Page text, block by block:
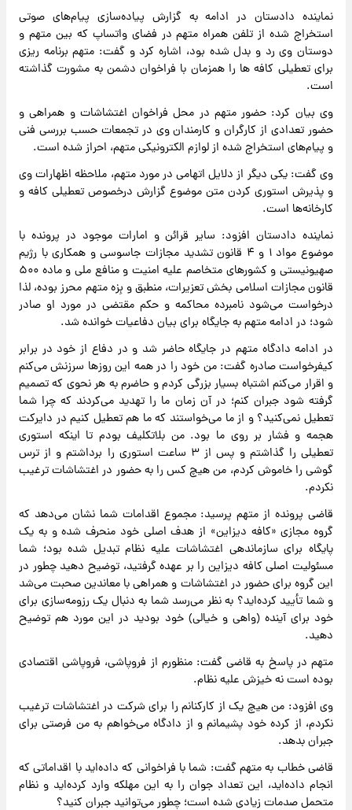
نماینده دادستان در ادامه به گزارش پیاده‌سازی پیام‌های صوتی
استخراج شده از تلفن همراه متهم در فضای واتساپ که بین متهم و
دوستان وی رد و بدل شده بود، اشاره کرد و گفت: متهم برنامه ریزی
برای تعطیلی کافه ها را همزمان با فراخوان دشمن به مشورت گذاشته
است.
وی بیان کرد: حضور متهم در محل فراخوان اغتشاشات و همراهی و
حضور تعدادی از کارگران و کارمندان وی در تجمعات حسب بررسی فنی
و پیام‌های استخراج شده از لوازم الکترونیکی متهم، احراز شده است.
وی گفت: یکی دیگر از دلایل اتهامی در مورد متهم، ملاحظه اظهارات وی
و پذیرش استوری کردن متن موضوع گزارش درخصوص تعطیلی کافه و
کارخانه‌ها است.
نماینده دادستان افزود: سایر قرائن و امارات موجود در پرونده با
موضوع مواد ۱ و ۴ قانون تشدید مجازات جاسوسی و همکاری با رژیم
صهیونیستی و کشورهای متخاصم علیه امنیت و منافع ملی و ماده ۵۰۰
قانون مجازات اسلامی بخش تعزیرات، منطبق و بِزه متهم محرز بوده، لذا
درخواست می‌شود نامبرده محاکمه و حکم مقتضی در مورد او صادر
شود؛ در ادامه متهم به جایگاه برای بیان دفاعیات خوانده شد.
در ادامه دادگاه متهم در جایگاه حاضر شد و در دفاع از خود در برابر
کیفرخواست صادره گفت: من خود را در همه این روزها سرزنش می‌کنم
و اقرار می‌کنم اشتباه بسیار بزرگی کردم و حاضرم به هر نحوی که تصمیم
گرفته شود جبران کنم؛ در آن زمان ما را تهدید می‌کردند که چرا شما
تعطیل نمی‌کنید؟ و از ما می‌خواستند که ما هم تعطیل کنیم در دایرکت
هجمه و فشار بر روی ما بود. من بلاتکلیف بودم تا اینکه استوری
تعطیلی را گذاشتم و پس از ۳ ساعت استوری را برداشتم و از ترس
گوشی را خاموش کردم، من هیچ کس را به حضور در اغتشاشات ترغیب
نکردم.
قاضی پرونده از متهم پرسید: مجموع اقدامات شما نشان می‌دهد که
گروه مجازی «کافه دیزاین» از هدف اصلی خود منحرف شده و به یک
پایگاه برای سازماندهی اغتشاشات علیه نظام تبدیل شده بود؛ شما
مسئولیت اصلی کافه دیزاین را بر عهده گرفتید، توضیح دهید چطور در
این گروه برای حضور در اغتشاشات و همراهی با معاندین صحبت می‌شد
و شما تأیید کرده‌اید؟ به نظر می‌رسد شما به دنبال یک رزومه‌سازی برای
خود برای آینده (واهی و خیالی) خود بودید در این مورد هم توضیح
دهید.
متهم در پاسخ به قاضی گفت: منظورم از فروپاشی، فروپاشی اقتصادی
بوده است نه خیزش علیه نظام.
وی افزود: من هیچ یک از کارکنانم را برای شرکت در اغتشاشات ترغیب
نکردم، از کرده خود پشیمانم و از دادگاه می‌خواهم به من فرصتی برای
جبران بدهد.
قاضی خطاب به متهم گفت: شما با فراخوانی که داده‌اید با اقداماتی که
انجام داده‌اید، این تعداد جوان را به این مهلکه وارد کرده‌اید و نظام
متحمل صدمات زیادی شده است؛ چطور می‌توانید جبران کنید؟